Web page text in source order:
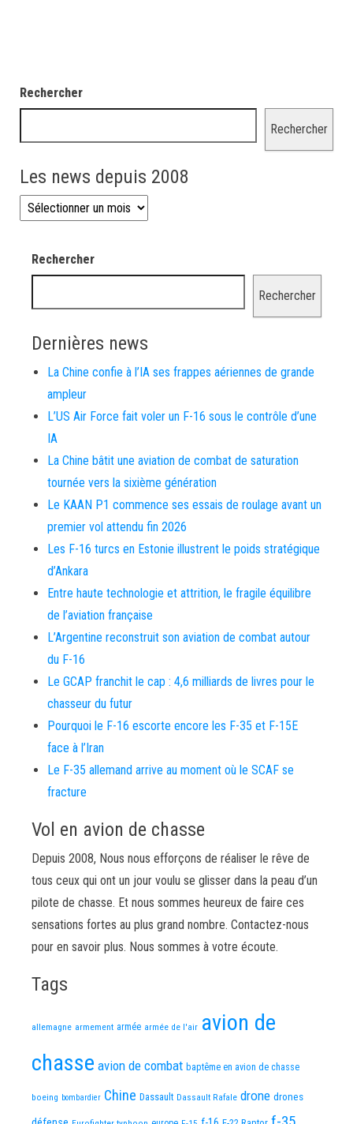
Rechercher
Rechercher
Les news depuis 2008
Les news depuis 2008
Rechercher
Rechercher
Dernières news
La Chine confie à l’IA ses frappes aériennes de grande
ampleur
L’US Air Force fait voler un F-16 sous le contrôle d’une
IA
La Chine bâtit une aviation de combat de saturation
tournée vers la sixième génération
Le KAAN P1 commence ses essais de roulage avant un
premier vol attendu fin 2026
Les F-16 turcs en Estonie illustrent le poids stratégique
d’Ankara
Entre haute technologie et attrition, le fragile équilibre
de l’aviation française
L’Argentine reconstruit son aviation de combat autour
du F-16
Le GCAP franchit le cap : 4,6 milliards de livres pour le
chasseur du futur
Pourquoi le F-16 escorte encore les F-35 et F-15E
face à l’Iran
Le F-35 allemand arrive au moment où le SCAF se
fracture
Vol en avion de chasse
Depuis 2008, Nous nous efforçons de réaliser le rêve de
tous ceux qui ont un jour voulu se glisser dans la peau d’un
pilote de chasse. Et nous sommes heureux de faire ces
sensations fortes au plus grand nombre. Contactez-nous
pour en savoir plus. Nous sommes à votre écoute.
Tags
allemagne armement armée armée de l'air avion de
chasse avion de combat baptême en avion de chasse
boeing bombardier Chine Dassault Dassault Rafale drone drones